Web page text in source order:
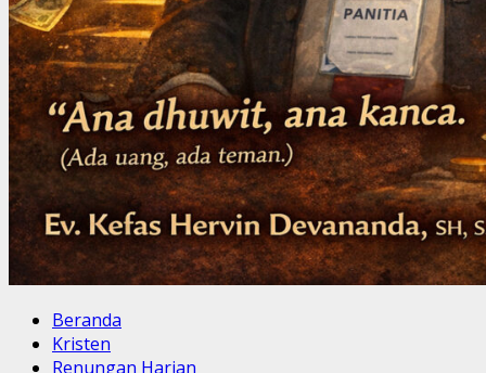
Beranda
Kristen
Renungan Harian